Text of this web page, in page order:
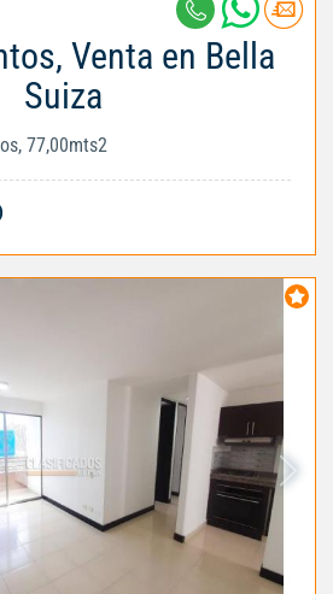
Venta en Bella
Suiza
77,00mts2